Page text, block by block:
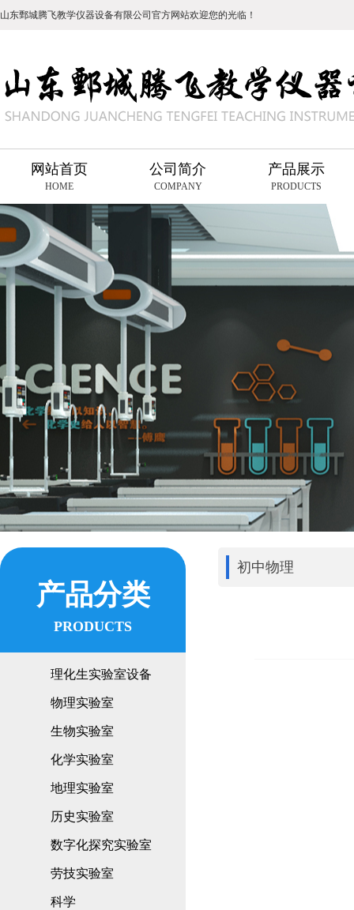
山东鄄城腾飞教学仪器设备有限公司官方网站欢迎您的光临！
网站首页
HOME
公司简介
COMPANY
产品展示
PRODUCTS
产品分类
PRODUCTS
理化生实验室设备
物理实验室
生物实验室
化学实验室
地理实验室
历史实验室
数字化探究实验室
劳技实验室
科学
初中物理